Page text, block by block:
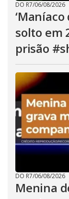
DO R7/06/08/2026
solto em
prisão
DO R7/06/08/2026
Menina